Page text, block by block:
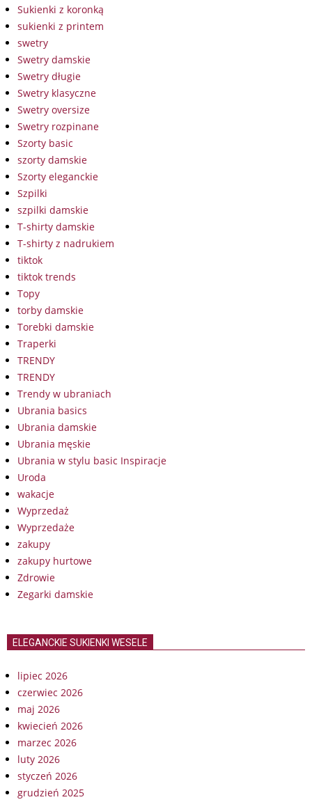
Sukienki z koronką
sukienki z printem
swetry
Swetry damskie
Swetry długie
Swetry klasyczne
Swetry oversize
Swetry rozpinane
Szorty basic
szorty damskie
Szorty eleganckie
Szpilki
szpilki damskie
T-shirty damskie
T-shirty z nadrukiem
tiktok
tiktok trends
Topy
torby damskie
Torebki damskie
Traperki
TRENDY
TRENDY
Trendy w ubraniach
Ubrania basics
Ubrania damskie
Ubrania męskie
Ubrania w stylu basic Inspiracje
Uroda
wakacje
Wyprzedaż
Wyprzedaże
zakupy
zakupy hurtowe
Zdrowie
Zegarki damskie
ELEGANCKIE SUKIENKI WESELE
lipiec 2026
czerwiec 2026
maj 2026
kwiecień 2026
marzec 2026
luty 2026
styczeń 2026
grudzień 2025